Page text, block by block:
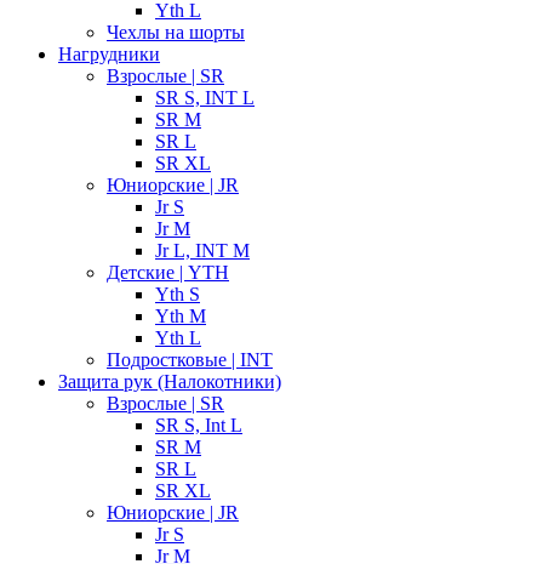
Yth L
Чехлы на шорты
Нагрудники
Взрослые | SR
SR S, INT L
SR M
SR L
SR XL
Юниорские | JR
Jr S
Jr M
Jr L, INT M
Детские | YTH
Yth S
Yth M
Yth L
Подростковые | INT
Защита рук (Налокотники)
Взрослые | SR
SR S, Int L
SR M
SR L
SR XL
Юниорские | JR
Jr S
Jr M